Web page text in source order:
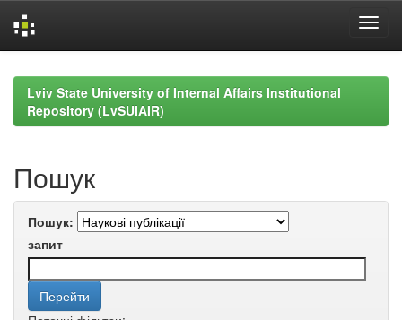
navigationLviv State University of Internal Affairs Institutional
Repository (LvSUIAIR)
Пошук
Пошук:
запит